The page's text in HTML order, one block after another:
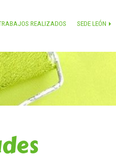
REALIZADOS SEDE LEÓN